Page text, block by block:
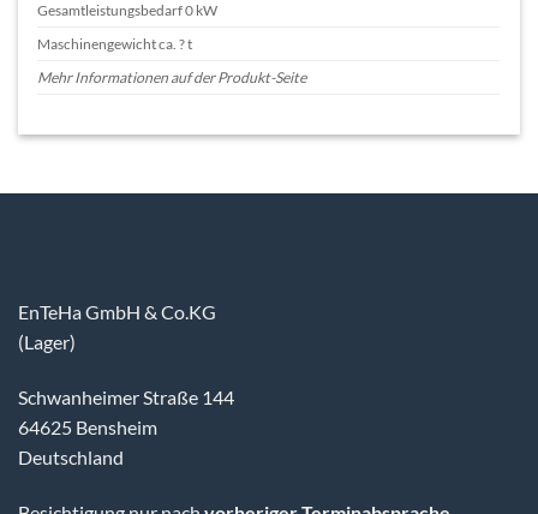
Gesamtleistungsbedarf 0 kW
Maschinengewicht ca. ? t
Mehr Informationen auf der Produkt-Seite
EnTeHa GmbH & Co.KG
(Lager)
Schwanheimer Straße 144
64625 Bensheim
Deutschland